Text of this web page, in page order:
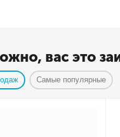
вас это
Самые популярные